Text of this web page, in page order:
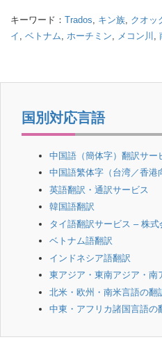
tt
er
ail c
e
o
e
キーワード： Trados キン族 クオッ
イ
ベトナム ホーチミン メコン川
国別対応言語
中国語（簡体字）翻訳サー
中国語繁体字（台湾／香港
英語翻訳・通訳サービス
韓国語翻訳
タイ語翻訳サービス – 株
ベトナム語翻訳
インドネシア語翻訳
東アジア・東南アジア・南
北米・欧州・南米言語の翻
中東・アフリカ諸国言語の